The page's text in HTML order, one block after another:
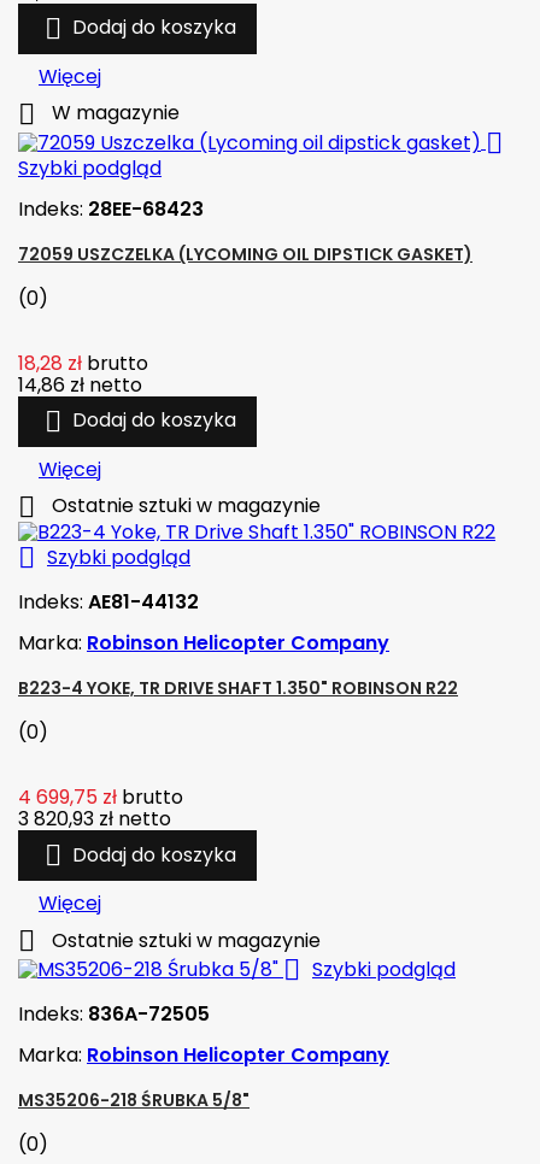
 Dodaj do koszyka
Więcej
 W magazynie

Szybki podgląd
Indeks: 28EE-68423
72059 USZCZELKA (LYCOMING OIL DIPSTICK GASKET)
(0)
18,28 zł brutto
14,86 zł netto
 Dodaj do koszyka
Więcej
 Ostatnie sztuki w magazynie
 Szybki podgląd
Indeks: AE81-44132
Marka: Robinson Helicopter Company
B223-4 YOKE, TR DRIVE SHAFT 1.350" ROBINSON R22
(0)
4 699,75 zł brutto
3 820,93 zł netto
 Dodaj do koszyka
Więcej
 Ostatnie sztuki w magazynie
 Szybki podgląd
Indeks: 836A-72505
Marka: Robinson Helicopter Company
MS35206-218 ŚRUBKA 5/8"
(0)